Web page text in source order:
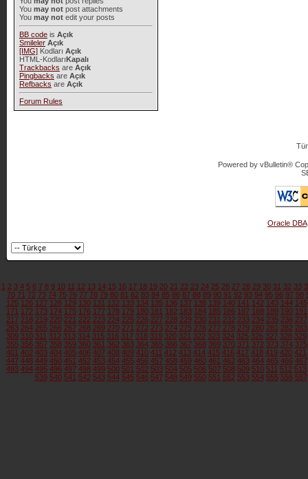
You may notpost attachments
You may notedit your posts
BB codeis Açık
Smileler Açık
[IMG]Kodları Açık
HTML-KodlarıKapalı
Trackbacks are Açık
Pingbacks are Açık
Refbacks are Açık
Forum Rules
Powered by vBulletin®
Oracle DBA
1 2 3 4 5 6 7 8 9 10 11 12 13 14 15 16 17 18 19 20 21 22 23 24 25 26 27 28 29 30 31 32 33
70 71 72 73 74 75 76 77 78 79 80 81 82 83 84 85 86 87 88 89 90 91 92 93 94 95 96 97 98
125 126 127 128 129 130 131 132 133 134 135 136 137 138 139 140 141 142 143 144 145
171 172 173 174 175 176 177 178 179 180 181 182 183 184 185 186 187 188 189 190 191
217 218 219 220 221 222 223 224 225 226 227 228 229 230 231 232 233 234 235 236 237
263 264 265 266 267 268 269 270 271 272 273 274 275 276 277 278 279 280 281 282 283
309 310 311 312 313 314 315 316 317 318 319 320 321 322 323 324 325 326 327 328 329
355 356 357 358 359 360 361 362 363 364 365 366 367 368 369 370 371 372 373 374 375
401 402 403 404 405 406 407 408 409 410 411 412 413 414 415 416 417 418 419 420 421
447 448 449 450 451 452 453 454 455 456 457 458 459 460 461 462 463 464 465 466 467
493 494 495 496 497 498 499 500 501 502 503 504 505 506 507 508 509 510 511 512 513
539 540 541 542 543 544 545 546 547 548 549 550 551 552 553 554 555 556 557